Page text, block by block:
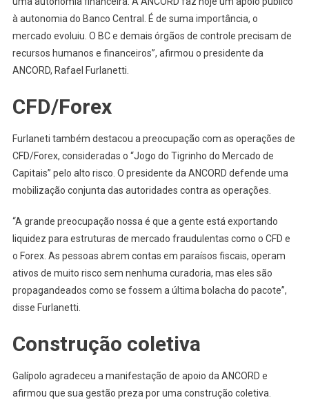
à autonomia do Banco Central. É de suma importância, o
mercado evoluiu. O BC e demais órgãos de controle precisam de
recursos humanos e financeiros”, afirmou o presidente da
ANCORD, Rafael Furlanetti.
CFD/Forex
Furlaneti também destacou a preocupação com as operações de
CFD/Forex, consideradas o “Jogo do Tigrinho do Mercado de
Capitais” pelo alto risco. O presidente da ANCORD defende uma
mobilização conjunta das autoridades contra as operações.
“A grande preocupação nossa é que a gente está exportando
liquidez para estruturas de mercado fraudulentas como o CFD e
o Forex. As pessoas abrem contas em paraísos fiscais, operam
ativos de muito risco sem nenhuma curadoria, mas eles são
propagandeados como se fossem a última bolacha do pacote”,
disse Furlanetti.
Construção coletiva
Galípolo agradeceu a manifestação de apoio da ANCORD e
afirmou que sua gestão preza por uma construção coletiva.